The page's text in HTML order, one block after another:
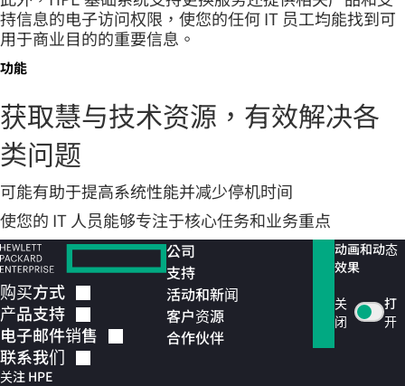
持信息的电子访问权限，使您的任何 IT 员工均能找到可
用于商业目的的重要信息。
功能
获取慧与技术资源，有效解决各
类问题
可能有助于提高系统性能并减少停机时间
使您的 IT 人员能够专注于核心任务和业务重点
购买方式
产品支持
电子邮件销售
联系我们
关注 HPE
公司
支持
活动和新闻
客户资源
合作伙伴
动画和动态
效果
关
闭
打
开